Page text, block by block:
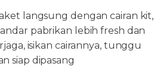
langsung dengan cairan kit,
pabrikan lebih fresh dan
isikan cairannya, tunggu
siap dipasang